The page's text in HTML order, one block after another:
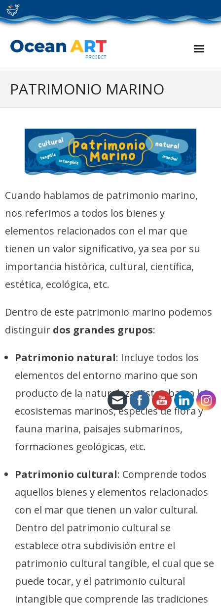
Skip
to
content
PATRIMONIO MARINO
Cuando hablamos de patrimonio marino,
nos referimos a todos los bienes y
elementos relacionados con el mar que
tienen un valor significativo, ya sea por su
importancia histórica, cultural, científica,
estética, ecológica, etc.
Dentro de este patrimonio marino podemos
distinguir dos grandes grupos:
Patrimonio natural: Incluye todos los
elementos del entorno marino que son
producto de la naturaleza. Esto abarca los
ecosistemas marinos, especies de flora y
fauna marina, paisajes submarinos,
formaciones geológicas, etc.
Patrimonio cultural: Comprende todos
aquellos bienes y elementos relacionados
con el mar que tienen un valor cultural.
Dentro del patrimonio cultural se
establece otra subdivisión entre el
patrimonio cultural tangible, el cual que se
puede tocar, y el patrimonio cultural
intangible que comprende las tradiciones